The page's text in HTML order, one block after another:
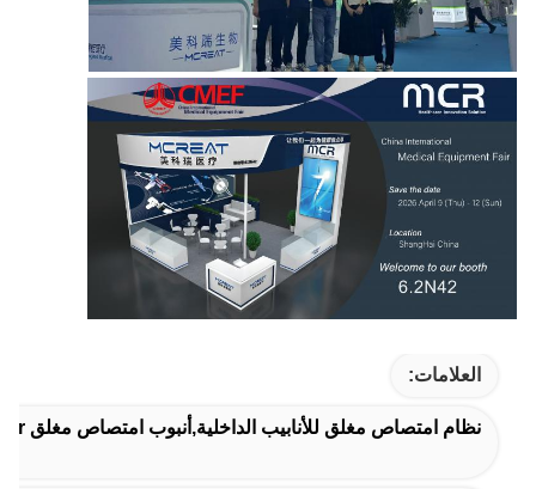
العلامات:
نظام امتصاص مغلق للأنابيب الداخلية,أنبوب امتصاص مغلق 600mm 16Fr,قسطرة شفط المستنشاق التلقائي